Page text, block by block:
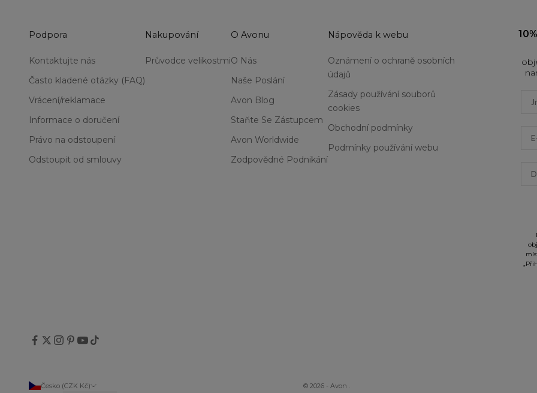
Podpora
Kontaktujte nás
Často kladené otázky (FAQ)
Vrácení/reklamace
Informace o doručení
Právo na odstoupení
Odstoupit od smlouvy
Nakupování
Průvodce velikostmi
O Avonu
O Nás
Naše Poslání
Avon Blog
Staňte Se Zástupcem
Avon Worldwide
Zodpovědné Podnikání
Nápověda k webu
Oznámení o ochraně osobních
údajů
Zásady používání souborů
cookies
Obchodní podmínky
Podmínky používání webu
Česko (CZK Kč) © 2026 - Avon .